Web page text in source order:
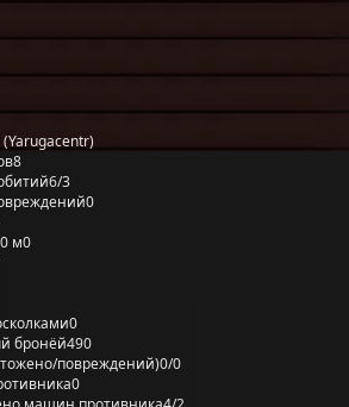
8
6/3
0
м0
0
бронёй490
повреждений)0/0
0